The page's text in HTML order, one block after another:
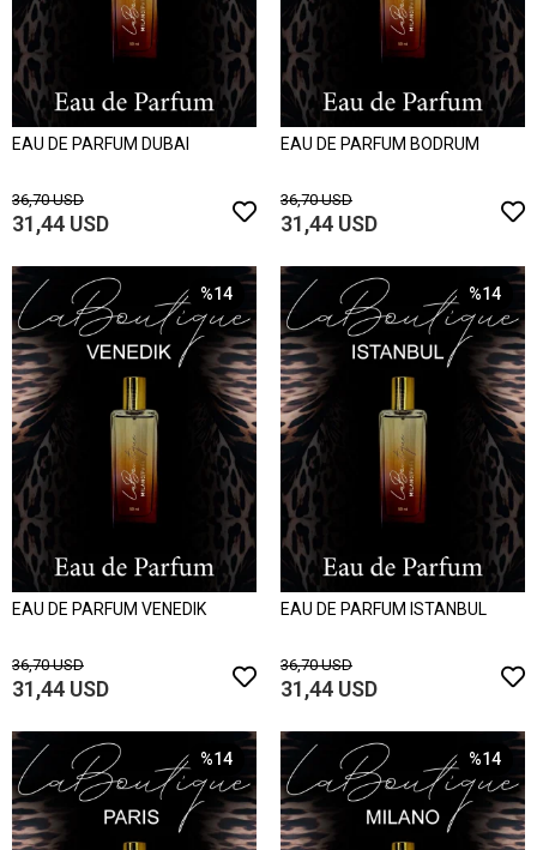
EAU DE PARFUM DUBAI
36,70 USD
31,44 USD
EAU DE PARFUM BODRUM
36,70 USD
31,44 USD
%14
EAU DE PARFUM VENEDIK
36,70 USD
31,44 USD
%14
EAU DE PARFUM ISTANBUL
36,70 USD
31,44 USD
%14 %14